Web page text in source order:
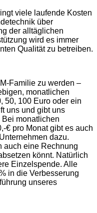
viele laufende Kosten
über
der alltäglichen
wird es immer
Qualität zu betreiben.
Familie zu werden –
monatlichen
50, 100 Euro oder ein
uns und gibt uns
monatlichen
€ pro Monat gibt es auch
dazu.
auch eine Rechnung
könnt. Natürlich
Einzelspende. Alle
in die Verbesserung
unseres